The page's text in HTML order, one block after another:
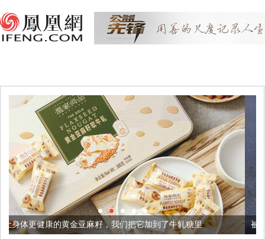
麻籽，我们把它加到了牛轧糖里 被列入佛家七宝的它到底